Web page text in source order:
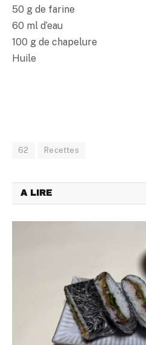
50 g de farine
60 ml d’eau
100 g de chapelure
Huile
62 Recettes
A LIRE